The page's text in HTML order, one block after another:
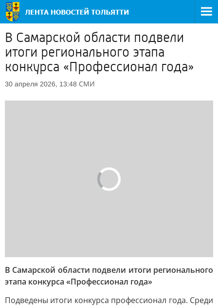
В Самарской области подвели
итоги регионального этапа
конкурса «Профессионал года»
30 апреля 2026, 13:48 СМИ
В Самарской области подвели итоги регионального
этапа конкурса «Профессионал года»
Подведены итоги конкурса профессионал года. Среди